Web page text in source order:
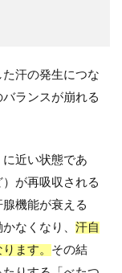
汗の発生につな
ランスが崩れる
近い状態であ
が再吸収される
機能が衰える
なくなり、 汗自
ます。 その結